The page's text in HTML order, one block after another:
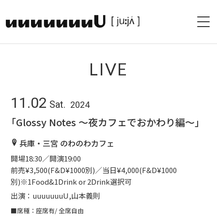
PAST LIVE
SHOP
BLOG
LIVE
11.02 Sat. 2024
「Glossy Notes 〜夜カフェでおかわり編〜」
兵庫・三宮 のわのわカフェ
開場18:30／開演19:00
前売¥3,500(F&D¥1000別)／当日¥4,000(F&D¥1000
別)※1Food&1Drink or 2Drink選択可
出演：uuuuuuuU,山本義則
■席種：座席有/ 全席自由